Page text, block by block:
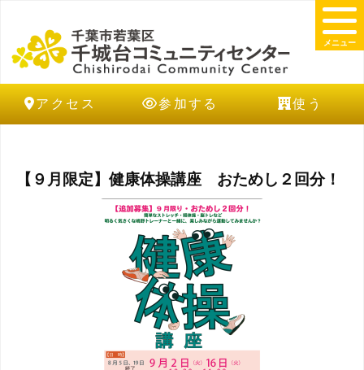
アクセス 参加する 使う
メニュー
【９月限定】健康体操講座 おためし２回分！